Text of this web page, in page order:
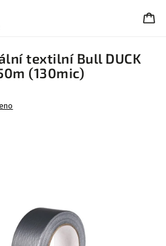
textilní Bull DUCK
(130mic)